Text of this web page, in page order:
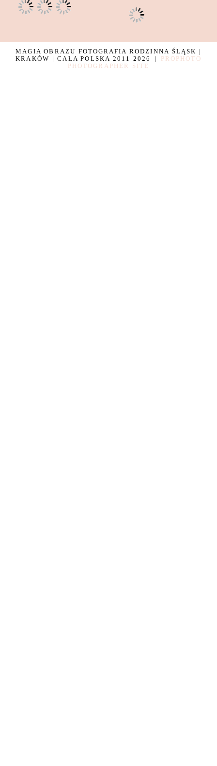
MAGIA OBRAZU FOTOGRAFIA RODZINNA ŚLĄSK |
KRAKÓW | CAŁA POLSKA 2011-2026
|
PROPHOTO
PHOTOGRAPHER SITE